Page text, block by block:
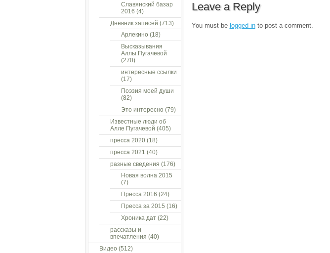
Leave a Reply
You must be logged into post a comment.
Славянский базар
2016 (4)
Дневник записей (713)
Арлекино (18)
Высказывания
Аллы Пугачевой
(270)
интересные ссылки
(17)
Поэзия моей души
(82)
Это интересно (79)
Известные люди об
Алле Пугачевой (405)
пресса 2020(18)
пресса 2021 (40)
разные сведения (176)
Новая волна 2015
(7)
Пресса 2016 (24)
Пресса за 2015 (16)
Хроника дат(22)
рассказы и
впечатления (40)
Видео (512)